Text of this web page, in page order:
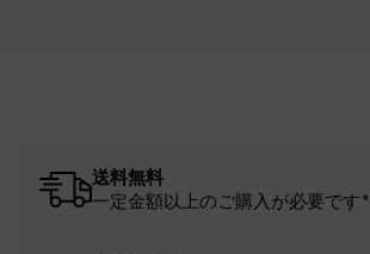
送料無料
一定金額以上のご購入が必要です*